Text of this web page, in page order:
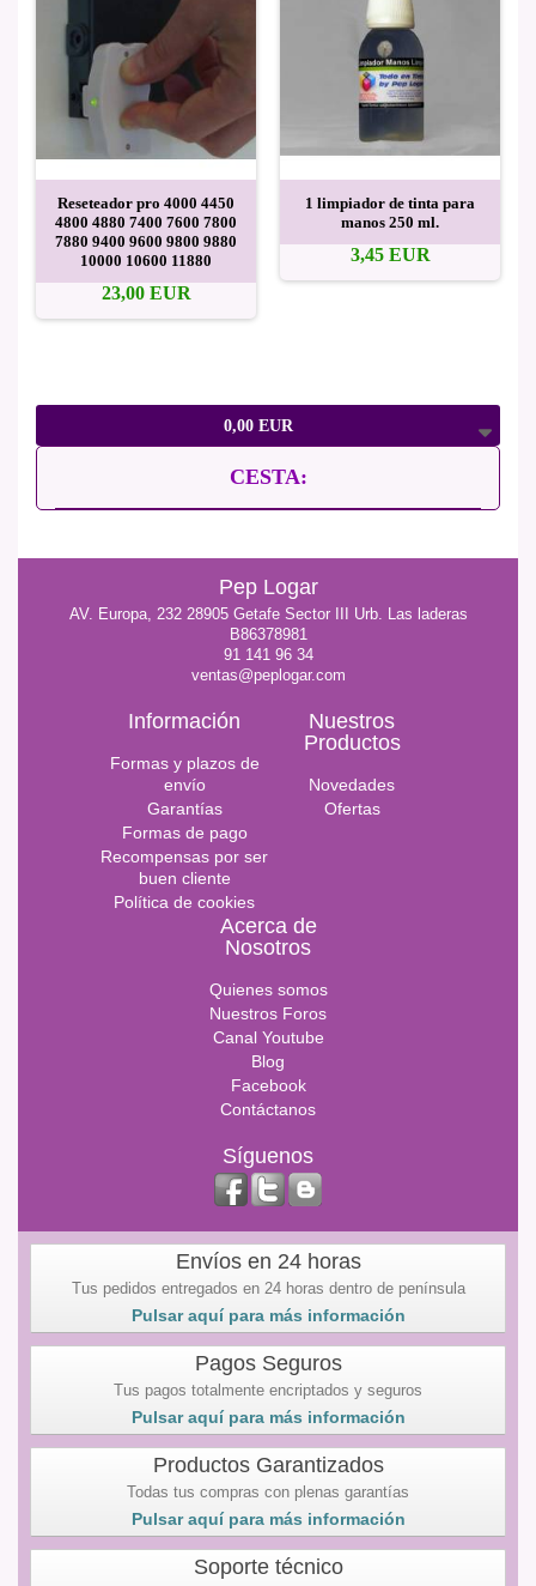
0,00 EUR
CESTA:
Reseteador pro 4000 4450
4800 4880 7400 7600 7800
7880 9400 9600 9800 9880
10000 10600 11880
23,00 EUR
1 limpiador de tinta para
manos 250 ml.
3,45 EUR
Pep Logar
AV. Europa, 232 28905 Getafe Sector III Urb. Las laderas
B86378981
91 141 96 34
ventas@peplogar.com
Información
Formas y plazos de
envío
Garantías
Formas de pago
Recompensas por ser
buen cliente
Política de cookies
Nuestros
Productos
Novedades
Ofertas
Acerca de
Nosotros
Quienes somos
Nuestros Foros
Canal Youtube
Blog
Facebook
Contáctanos
Síguenos
Envíos en 24 horas
Tus pedidos entregados en 24 horas dentro de península
Pulsar aquí para más información
Pagos Seguros
Tus pagos totalmente encriptados y seguros
Pulsar aquí para más información
Productos Garantizados
Todas tus compras con plenas garantías
Pulsar aquí para más información
Soporte técnico